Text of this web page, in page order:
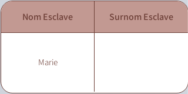
Nom Esclave Surnom Esclave
Marie